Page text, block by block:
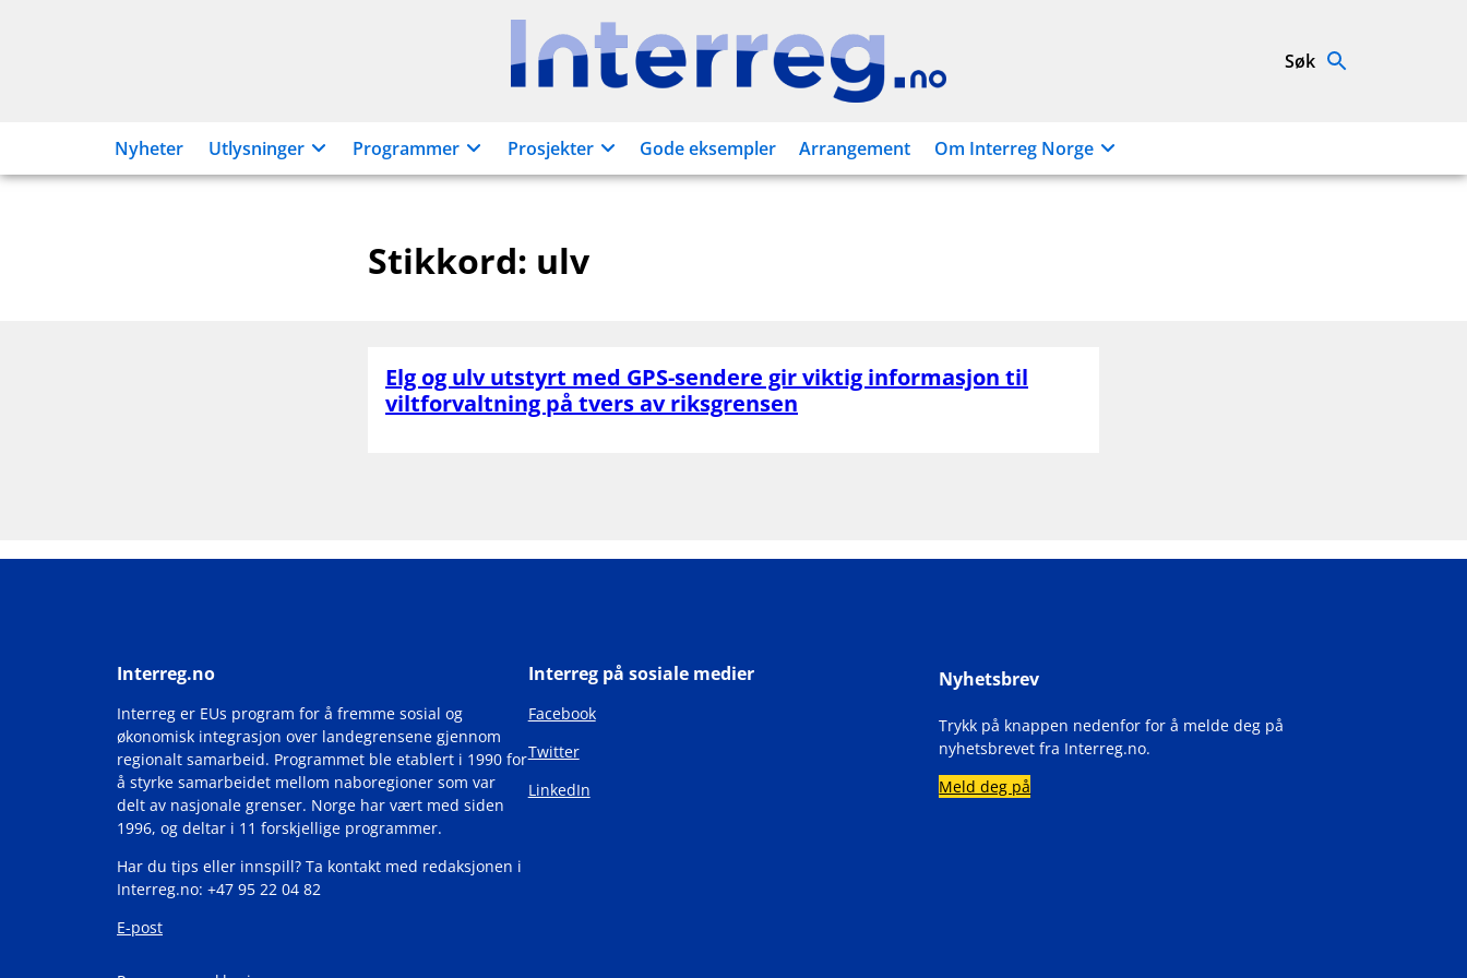
Interreg.no Søk
Nyheter Utlysninger Programmer Prosjekter Gode eksempler Arrangement Om Interreg Norge
Stikkord: ulv
Elg og ulv utstyrt med GPS-sendere gir viktig informasjon til
viltforvaltning på tvers av riksgrensen
Interreg.no
Interreg er EUs program for å fremme sosial og
økonomisk integrasjon over landegrensene gjennom
regionalt samarbeid. Programmet ble etablert i 1990 for
å styrke samarbeidet mellom naboregioner som var
delt av nasjonale grenser. Norge har vært med siden
1996, og deltar i 11 forskjellige programmer.
Har du tips eller innspill? Ta kontakt med redaksjonen i
Interreg.no: +47 95 22 04 82
E-post
Interreg på sosiale medier
Facebook
Twitter
LinkedIn
Nyhetsbrev
Trykk på knappen nedenfor for å melde deg på
nyhetsbrevet fra Interreg.no.
Meld deg på